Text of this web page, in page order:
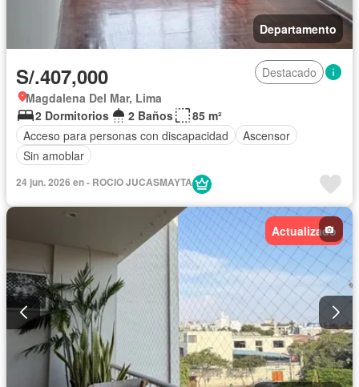
Departamento
S/.407,000
Destacado
Magdalena Del Mar, Lima
2 Dormitorios
2 Baños
85 m²
Acceso para personas con discapacidad
Ascensor
Sin amoblar
24 jun. 2026 en - ROCIO JUCASMAYTA
Actualizado